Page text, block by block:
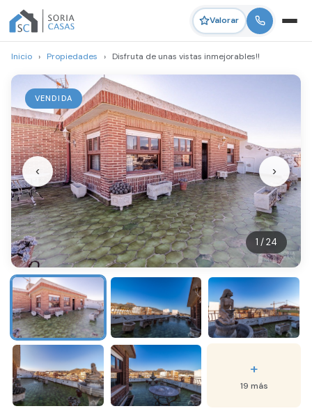
Valorar
Inicio › Propiedades › Disfruta de unas vistas inmejorables!!
VENDIDA
1 / 24
‹ ›
+
19 más